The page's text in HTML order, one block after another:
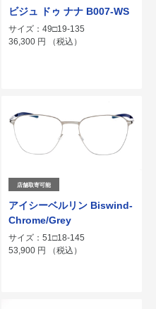
ビジュ ドゥ ナナ B007-WS
サイズ：49□19-135
36,300 円 （税込）
店舗取寄可能
アイシーベルリン Biswind-
Chrome/Grey
サイズ：51□18-145
53,900 円 （税込）